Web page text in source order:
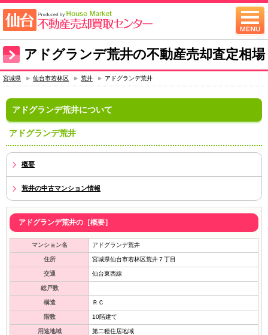
アドグランデ荒井の不動産売却査定相場
宮城県 仙台市若林区 荒井 アドグランデ荒井
アドグランデ荒井について
アドグランデ荒井
概要
荒井の中古マンション情報
アドグランデ荒井の［概要］
マンション名 アドグランデ荒井
住所 宮城県仙台市若林区荒井７丁目
交通 仙台東西線
総戸数
構造 ＲＣ
階数 10階建て
用途地域 第二種住居地域